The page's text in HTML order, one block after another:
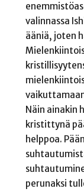
valinnassa
ääniä, joten
Näin ainakin
kristittynä
helppoa.
perunaksi